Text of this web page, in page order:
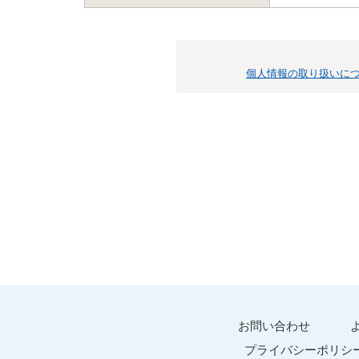
個人情報の取り扱いに
お問い合わせ
プライバシーポリシ